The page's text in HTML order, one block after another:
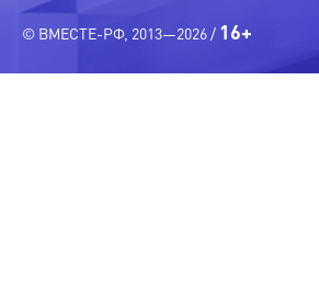
© ВМЕСТЕ-РФ, 2013—2026 / 16+